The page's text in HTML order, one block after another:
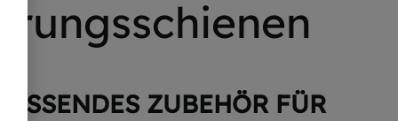
ZUBEHÖR FÜR